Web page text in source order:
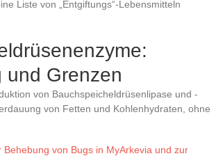
Liste von „Entgiftungs“-Lebensmitteln
und Grenzen
von Bauchspeicheldrüsenlipase und -
von Fetten und Kohlenhydraten, ohne
Behebung von Bugs in MyArkevia und zur